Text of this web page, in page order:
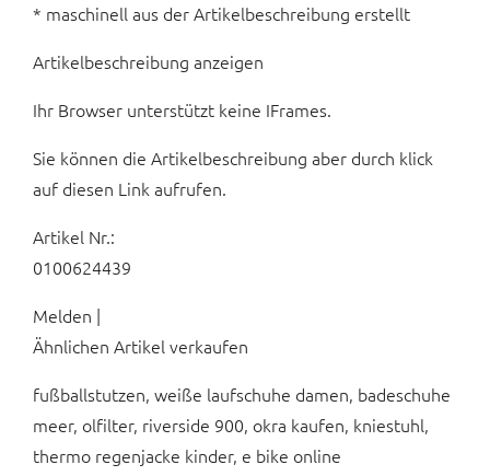
* maschinell aus der Artikelbeschreibung erstellt
Artikelbeschreibung anzeigen
Ihr Browser unterstützt keine IFrames.
Sie können die Artikelbeschreibung aber durch klick
auf diesen Link aufrufen.
Artikel Nr.:
0100624439
Melden |
Ähnlichen Artikel verkaufen
fußballstutzen, weiße laufschuhe damen, badeschuhe
meer, olfilter, riverside 900, okra kaufen, kniestuhl,
thermo regenjacke kinder, e bike online